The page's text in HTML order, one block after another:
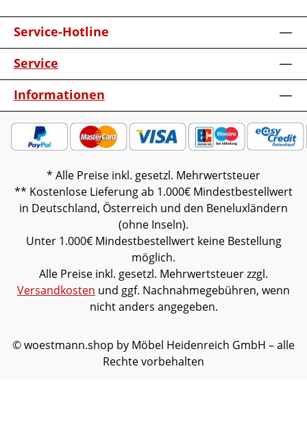
Service-Hotline
Service
Informationen
* Alle Preise inkl. gesetzl. Mehrwertsteuer
** Kostenlose Lieferung ab 1.000€ Mindestbestellwert
in Deutschland, Österreich und den Beneluxländern
(ohne Inseln).
Unter 1.000€ Mindestbestellwert keine Bestellung
möglich.
Alle Preise inkl. gesetzl. Mehrwertsteuer zzgl.
Versandkosten und ggf. Nachnahmegebühren, wenn
nicht anders angegeben.
© woestmann.shop by Möbel Heidenreich GmbH – alle
Rechte vorbehalten